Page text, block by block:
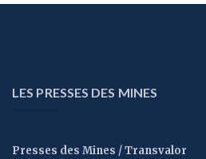
LES PRESSES DES MINES
Presses des Mines / Transvalor